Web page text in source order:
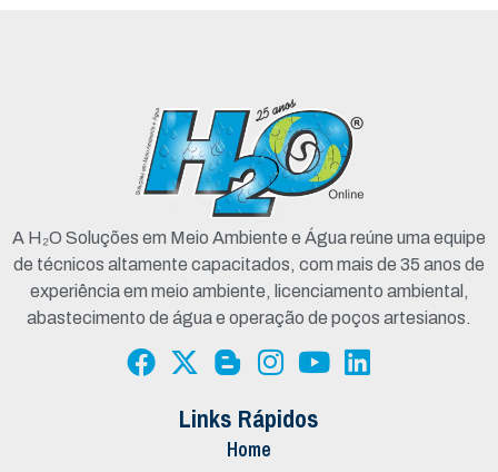
A H₂O Soluções em Meio Ambiente e Água reúne uma equipe
de técnicos altamente capacitados, com mais de 35 anos de
experiência em meio ambiente, licenciamento ambiental,
abastecimento de água e operação de poços artesianos.
Links Rápidos
Home